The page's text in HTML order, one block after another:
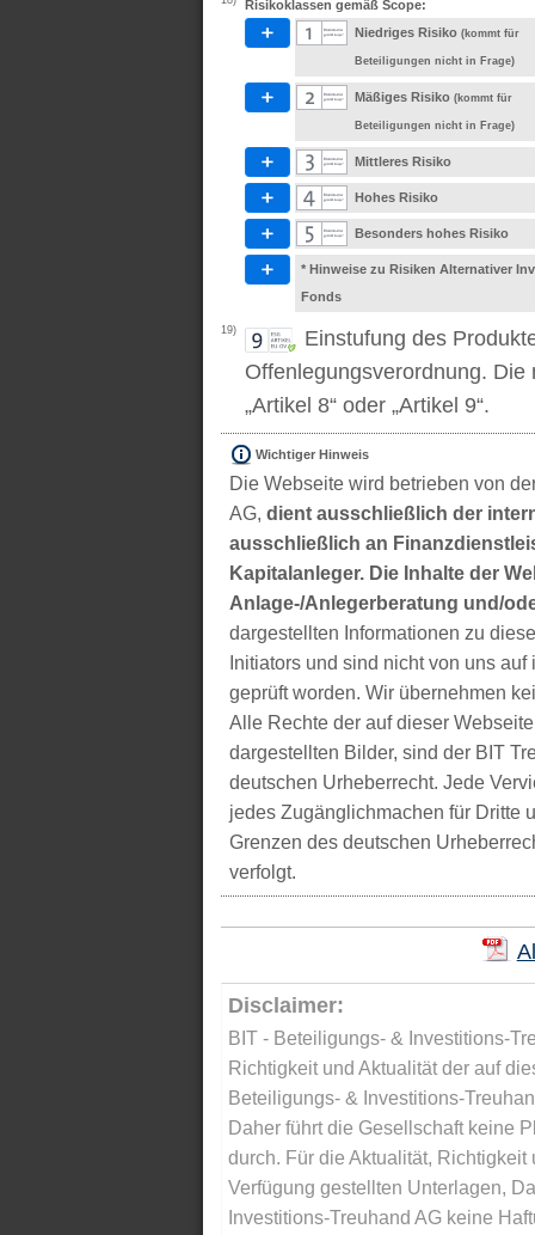
Risikoklassen gemäß Scope:
Niedriges Risiko (kommt für
Beteiligungen nicht in Frage)
Mäßiges Risiko (kommt für
Beteiligungen nicht in Frage)
Mittleres Risiko
Hohes Risiko
Besonders hohes Risiko
* Hinweise zu Risiken Alternativer
Fonds
19)
Einstufung des
Offenlegungsverordnung. Die
„Artikel 8“ oder „Artikel 9“.
Wichtiger Hinweis
Die Webseite wird betrieben von
AG, dient ausschließlich der
ausschließlich an
Kapitalanleger. Die Inhalte der
Anlage-/Anlegerberatung und/
dargestellten Informationen zu
Initiators und sind nicht von uns
geprüft worden. Wir übernehmen
Alle Rechte der auf dieser
dargestellten Bilder, sind der BIT
deutschen Urheberrecht. Jede
jedes Zugänglichmachen für Dritte
Grenzen des deutschen
verfolgt.
Disclaimer:
BIT - Beteiligungs- & Investitions-
Richtigkeit und Aktualität der auf
Beteiligungs- & Investitions-
Daher führt die Gesellschaft keine
durch. Für die Aktualität,
Verfügung gestellten Unterlagen,
Investitions-Treuhand AG keine